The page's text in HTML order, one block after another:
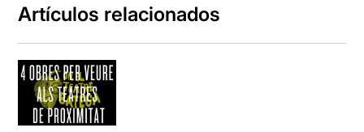
Artículos relacionados